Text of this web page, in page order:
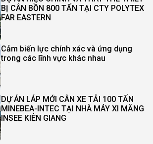
BỊ CÂN BỒN 800 TẤN TẠI CTY POLYTEX
FAR EASTERN
Cảm biến lực chính xác và ứng dụng
trong các lĩnh vực khác nhau
DỰ ÁN LÁP MỚI CÂN XE TẢI 100 TẤN
MINEBEA-INTEC TẠI NHÀ MÁY XI MĂNG
INSEE KIÊN GIANG